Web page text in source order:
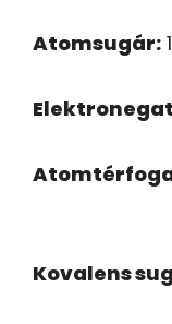
Atomsugár:
Kovalens